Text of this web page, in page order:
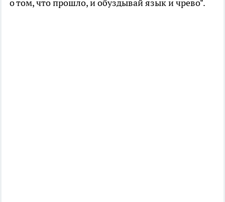
о том, что прошло, и обуздывай язык и чрево".